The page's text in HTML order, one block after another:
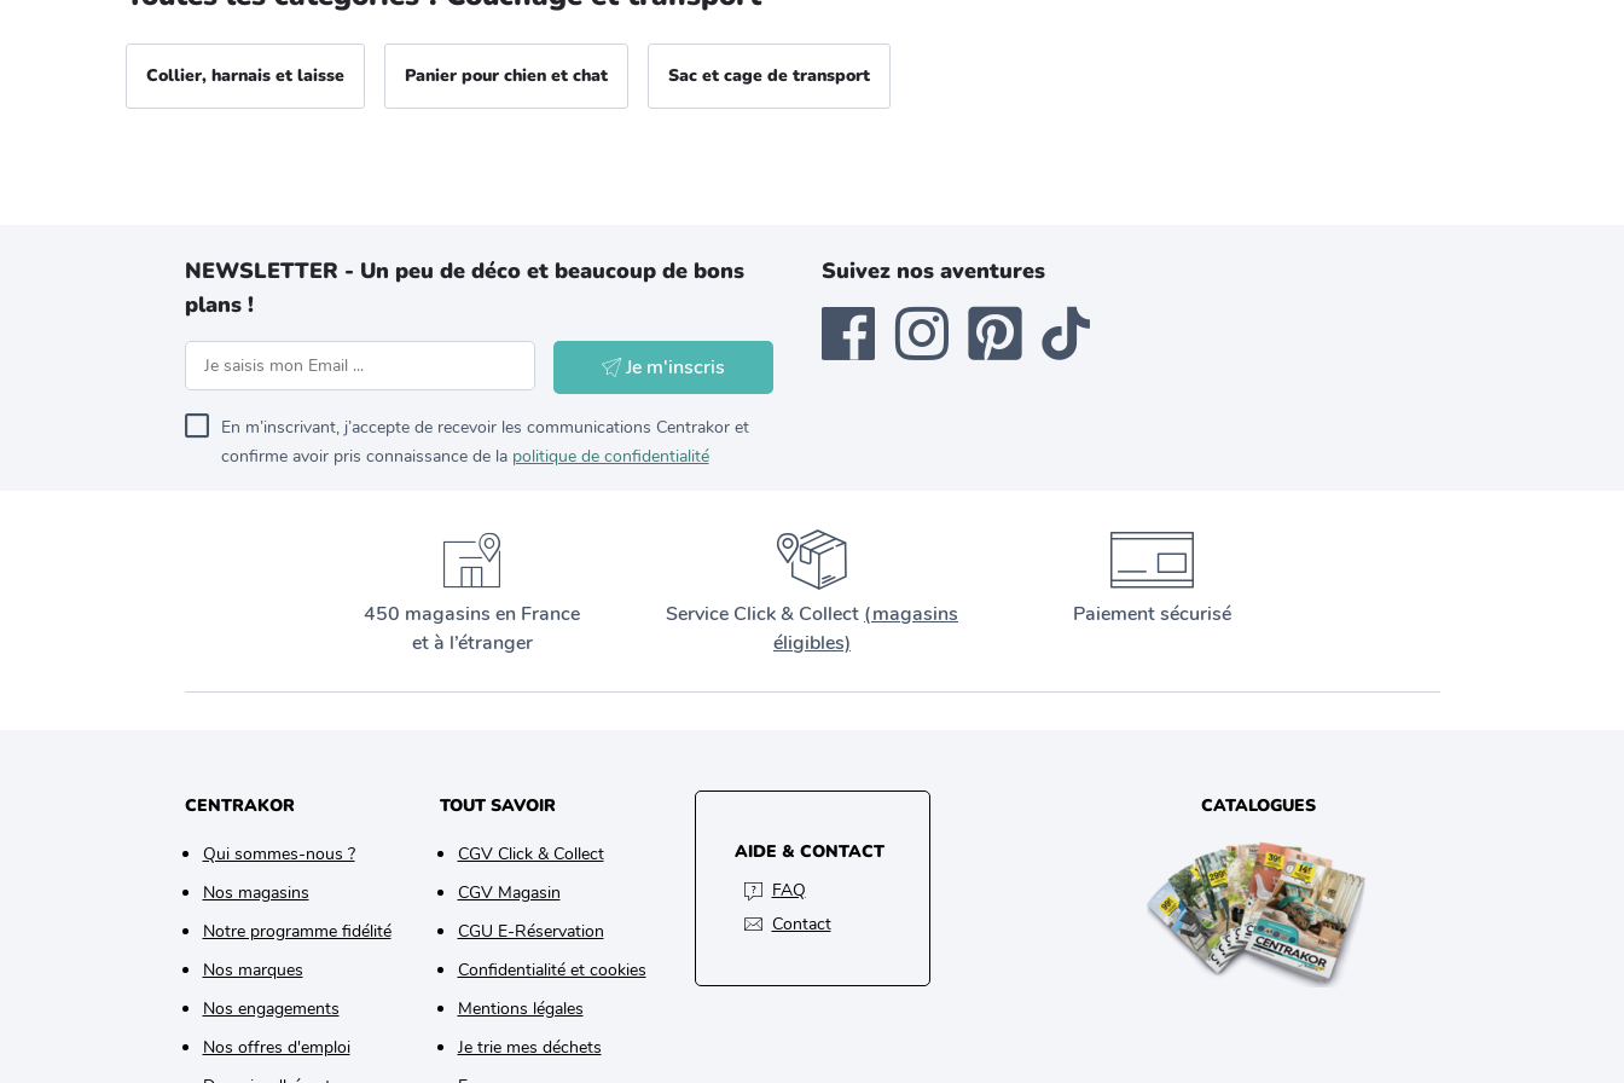
Collier, harnais et laisse Panier pour chien et chat Sac et cage de transport
NEWSLETTER - Un peu de déco et beaucoup de bons
plans !
Je m'inscris
En m’inscrivant, j’accepte de recevoir les communications Centrakor et
confirme avoir pris connaissance de la politique de confidentialité
Suivez nos aventures
450 magasins en France
et à l’étranger
Service Click & Collect(magasins
éligibles)
Paiement sécurisé
CENTRAKOR
Qui sommes-nous ?
Nos magasins
Notre programme fidélité
Nos marques
Nos engagements
Nos offres d'emploi
TOUT SAVOIR
CGV Click & Collect
CGV Magasin
CGU E-Réservation
Confidentialité et cookies
Mentions légales
Je trie mes déchets
AIDE & CONTACT
FAQ
Contact
CATALOGUES